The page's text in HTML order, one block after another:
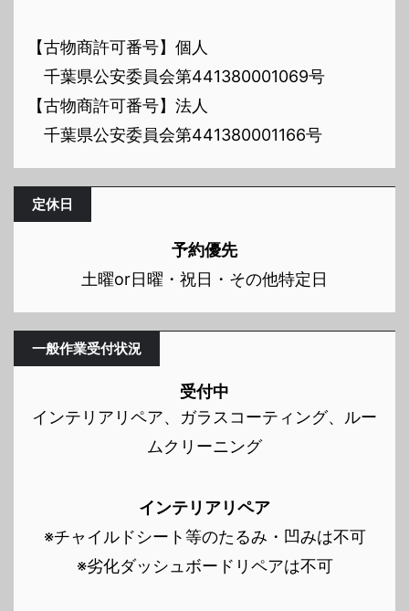
【古物商許可番号】個人
千葉県公安委員会第441380001069号
【古物商許可番号】法人
千葉県公安委員会第441380001166号
定休日
予約優先
土曜or日曜・祝日・その他特定日
一般作業受付状況
受付中
インテリアリペア、ガラスコーティング、ルー
ムクリーニング
インテリアリペア
※チャイルドシート等のたるみ・凹みは不可
※劣化ダッシュボードリペアは不可